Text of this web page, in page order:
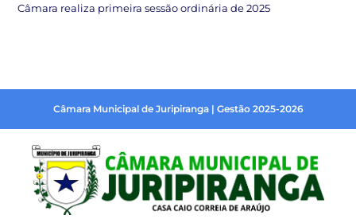
Câmara realiza primeira sessão ordinária de 2025
Câmara Municipal de Juripiranga | Gestão 2025-2026